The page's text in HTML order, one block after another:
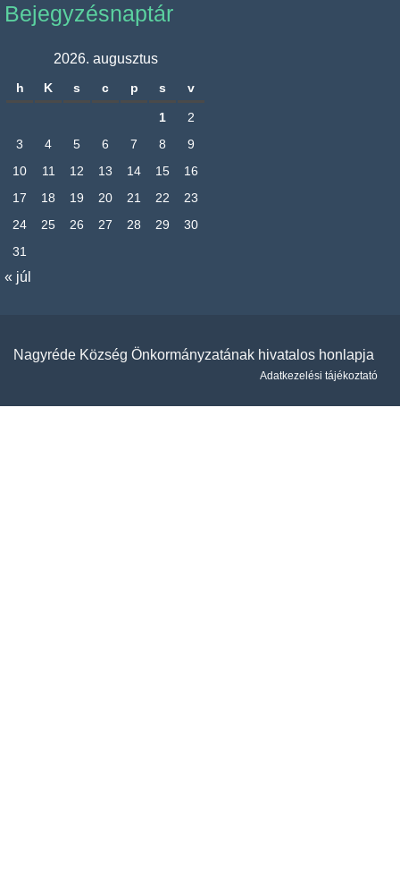
Bejegyzésnaptár
2026. augusztus
h K s c p s v
1
2
3
4 5 6 7 8
9
10
11 12 13 14 15
16
17
18 19 20 21 22
23
24
25 26 27 28 29
30
31
« júl
Nagyréde Község Önkormányzatának hivatalos honlapja
Adatkezelési tájékoztató